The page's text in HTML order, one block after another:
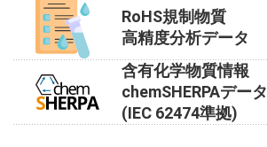
RoHS規制物質
高精度分析データ
含有化学物質情報
chemSHERPAデータ
(IEC 62474準拠)